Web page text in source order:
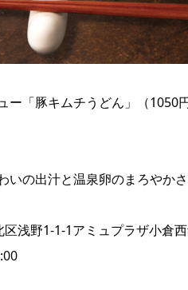
ー「豚キムチうどん」（
いの出汁と温泉卵のまろやか
浅野1-1-1アミュプラザ小倉